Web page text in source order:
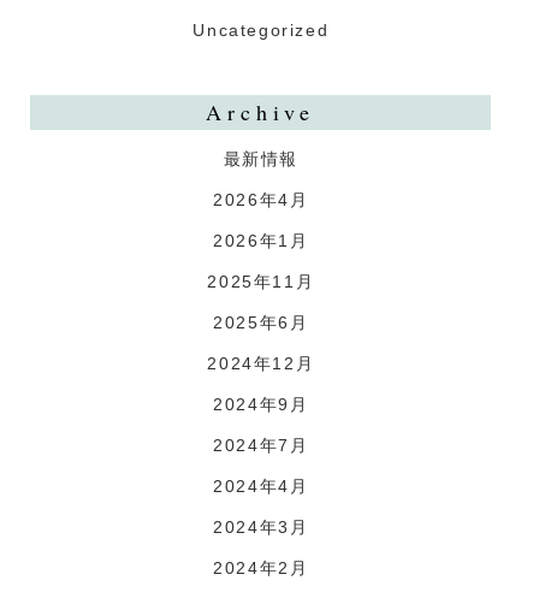
Uncategorized
Archive
最新情報
2026年4月
2026年1月
2025年11月
2025年6月
2024年12月
2024年9月
2024年7月
2024年4月
2024年3月
2024年2月